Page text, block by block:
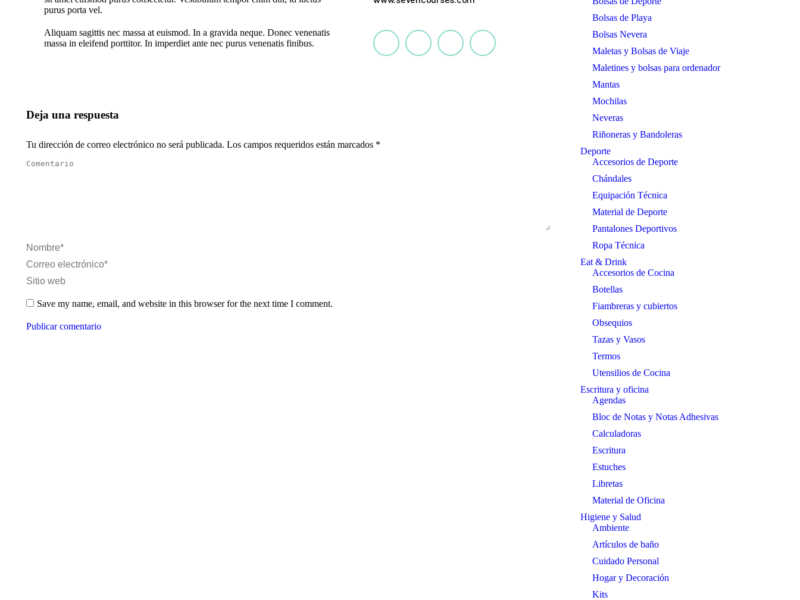
purus porta vel.
Aliquam sagittis nec massa at euismod. In a gravida neque. Donec venenatis
massa in eleifend porttitor. In imperdiet ante nec purus venenatis finibus.
Deja una respuesta
Tu dirección de correo electrónico no será publicada. Los campos requeridos están marcados *
Comentario
Nombre *
Correo electrónico *
Sitio web
Save my name, email, and website in this browser for the next time I comment.
Publicar comentario
Bolsas de Playa
Bolsas Nevera
Maletas y Bolsas de Viaje
Maletines y bolsas para ordenador
Mantas
Mochilas
Neveras
Riñoneras y Bandoleras
Deporte
Accesorios de Deporte
Chándales
Equipación Técnica
Material de Deporte
Pantalones Deportivos
Ropa Técnica
Eat & Drink
Accesorios de Cocina
Botellas
Fiambreras y cubiertos
Obsequios
Tazas y Vasos
Termos
Utensilios de Cocina
Escritura y oficina
Agendas
Bloc de Notas y Notas Adhesivas
Calculadoras
Escritura
Estuches
Libretas
Material de Oficina
Higiene y Salud
Ambiente
Artículos de baño
Cuidado Personal
Hogar y Decoración
Kits